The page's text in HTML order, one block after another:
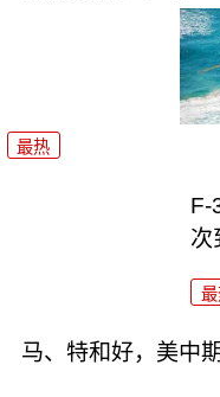
最热
F-
次
马、特和好，美中